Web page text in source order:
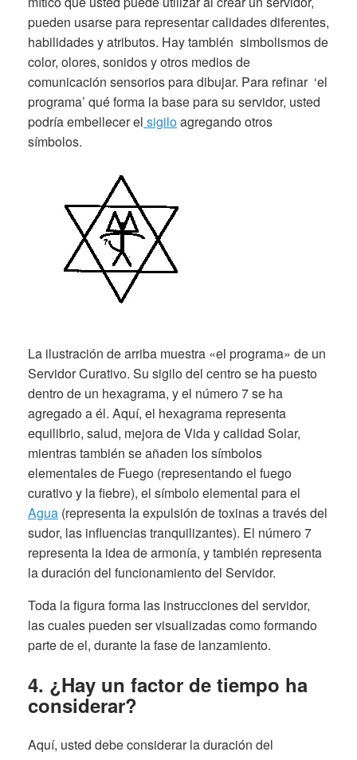
pueden usarse para representar calidades diferentes,
habilidades y atributos. Hay también simbolismos de
color, olores, sonidos y otros medios de
comunicación sensorios para dibujar. Para refinar ‘el
programa’ qué forma la base para su servidor, usted
podría embellecer el sigiloagregando otros
símbolos.
La ilustración de arriba muestra «el programa» de un
Servidor Curativo. Su sigilo del centro se ha puesto
dentro de un hexagrama, y el número 7 se ha
agregado a él. Aquí, el hexagrama representa
equilibrio, salud, mejora de Vida y calidad Solar,
mientras también se añaden los símbolos
elementales de Fuego (representando el fuego
curativo y la fiebre), el símbolo elemental para el
Agua (representa la expulsión de toxinas a través del
sudor, las influencias tranquilizantes). El número 7
representa la idea de armonía, y también representa
la duración del funcionamiento del Servidor.
Toda la figura forma las instrucciones del servidor,
las cuales pueden ser visualizadas como formando
parte de el, durante la fase de lanzamiento.
4. ¿Hay un factor de tiempo ha
considerar?
Aquí, usted debe considerar la duración del